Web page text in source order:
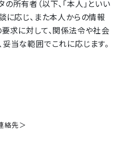
所有者（以下、「本人」といい
に応じ、また本人からの情報
求に対して、関係法令や社会
当な範囲でこれに応じます。
絡先＞